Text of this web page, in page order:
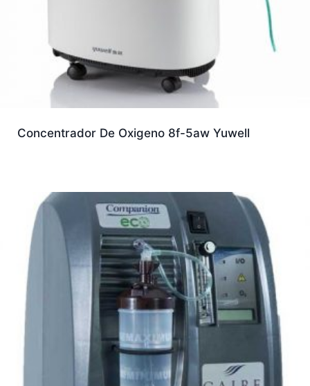
Concentrador De Oxigeno 8f-5aw Yuwell